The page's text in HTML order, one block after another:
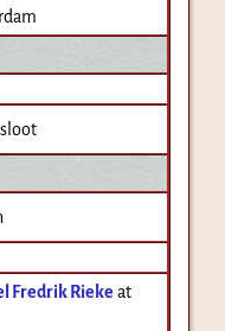
Fredrik Rieke at